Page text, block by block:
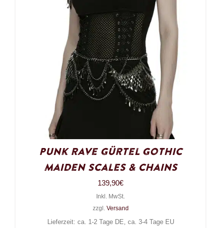
Punk Rave Gürtel Gothic
Maiden Scales & Chains
139,90€
Inkl. MwSt.
zzgl. Versand
Lieferzeit: ca. 1-2 Tage DE, ca. 3-4 Tage EU